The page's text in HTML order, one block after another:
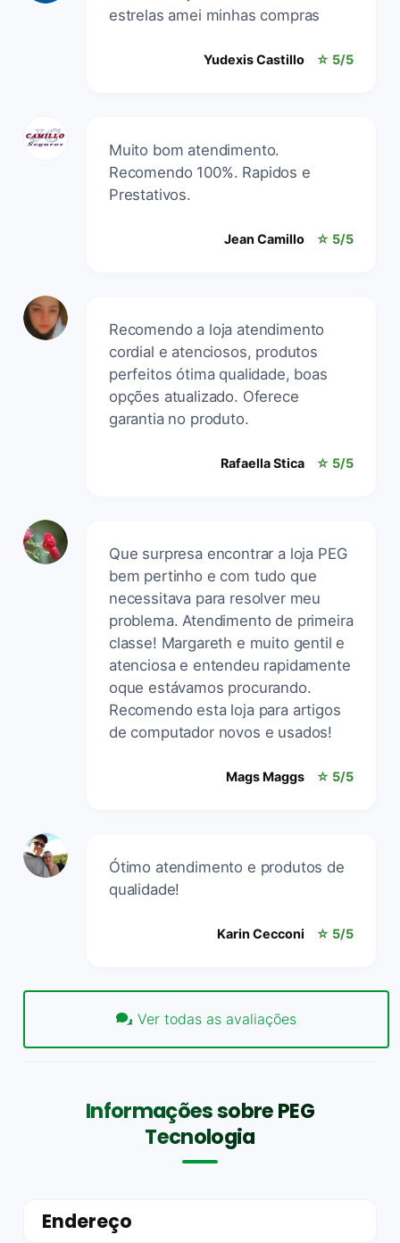
estrelas amei minhas compras
Yudexis Castillo ☆ 5/5
Muito bom atendimento.
Recomendo 100%. Rapidos e
Prestativos.
Jean Camillo ☆ 5/5
Recomendo a loja atendimento
cordial e atenciosos, produtos
perfeitos ótima qualidade, boas
opções atualizado. Oferece
garantia no produto.
Rafaella Stica ☆ 5/5
Que surpresa encontrar a loja PEG
bem pertinho e com tudo que
necessitava para resolver meu
problema. Atendimento de primeira
classe! Margareth e muito gentil e
atenciosa e entendeu rapidamente
oque estávamos procurando.
Recomendo esta loja para artigos
de computador novos e usados!
Mags Maggs ☆ 5/5
Ótimo atendimento e produtos de
qualidade!
Karin Cecconi ☆ 5/5
Ver todas as avaliações
Informações sobre PEG
Tecnologia
Endereço